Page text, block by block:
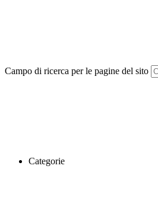
Campo di ricerca per le pagine del sito
Categorie